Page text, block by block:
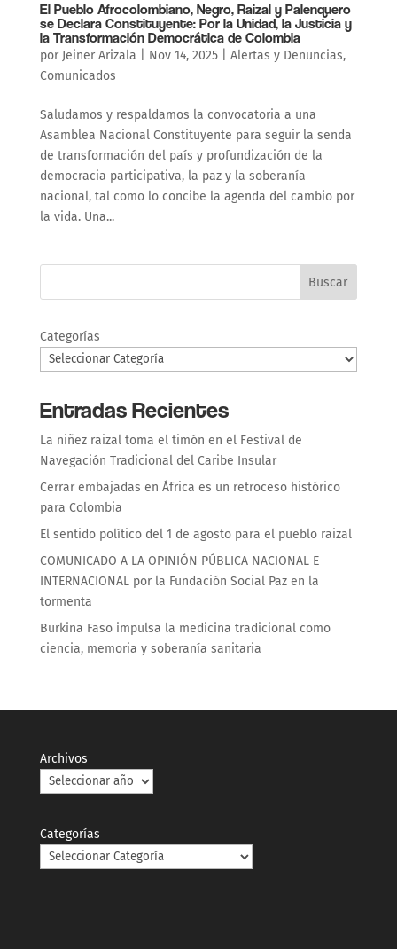
El Pueblo Afrocolombiano, Negro, Raizal y Palenquero
se Declara Constituyente: Por la Unidad, la Justicia y
la Transformación Democrática de Colombia
por Jeiner Arizala Nov 14, 2025| Alertas y Denuncias,
Comunicados
Saludamos y respaldamos la convocatoria a una
Asamblea Nacional Constituyente para seguir la senda
de transformación del país y profundización de la
democracia participativa, la paz y la soberanía
nacional, tal como lo concibe la agenda del cambio por
la vida. Una...
Buscar
Categorías
Entradas Recientes
La niñez raizal toma el timón en el Festival de
Navegación Tradicional del Caribe Insular
Cerrar embajadas en África es un retroceso histórico
para Colombia
El sentido político del 1 de agosto para el pueblo raizal
COMUNICADO A LA OPINIÓN PÚBLICA NACIONAL E
INTERNACIONAL por la Fundación Social Paz en la
tormenta
Burkina Faso impulsa la medicina tradicional como
ciencia, memoria y soberanía sanitaria
Archivos
Categorías